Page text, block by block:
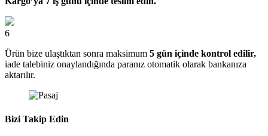
6
Ürün bize ulaştıktan sonra maksimum 5 gün içinde kontrol edilir,
iade talebiniz onaylandığında paranız otomatik olarak bankanıza
aktarılır.
Bizi Takip Edin